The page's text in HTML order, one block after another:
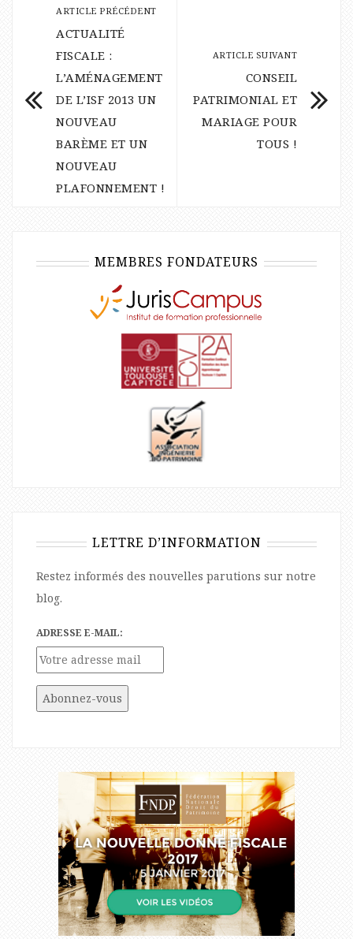
ARTICLE PRÉCÉDENT
ACTUALITÉ
FISCALE :
L’AMÉNAGEMENT
DE L’ISF 2013 UN
NOUVEAU
BARÈME ET UN
NOUVEAU
PLAFONNEMENT !
ARTICLE SUIVANT
CONSEIL
PATRIMONIAL ET
MARIAGE POUR
TOUS !
MEMBRES FONDATEURS
LETTRE D’INFORMATION
Restez informés des nouvelles parutions sur notre
blog.
ADRESSE E-MAIL: